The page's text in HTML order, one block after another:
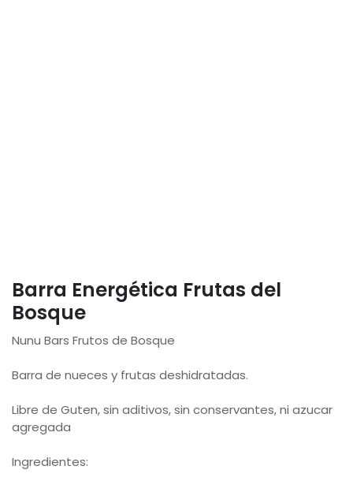
Barra Energética Frutas del
Bosque
Nunu Bars Frutos de Bosque
Barra de nueces y frutas deshidratadas.
Libre de Guten, sin aditivos, sin conservantes, ni azucar
agregada
Ingredientes: